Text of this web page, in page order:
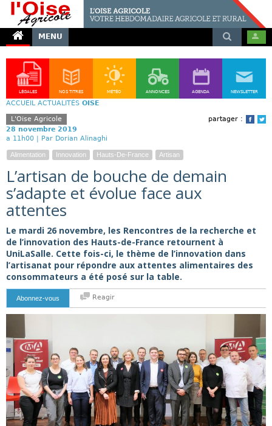
MENU
LÉGALES NOS TITRES MÉTÉO ANNONCES AGENDA NEWSLETTER
ACCUEIL ACTUALITÉS OISE
partager :
L'Oise Agricole
28 novembre 2019
a 11h00 | Par Dorian Alinaghi
Alimentation Innovation Hauts-De-France Artisan
L’artisan de bouche de demain
s’adapte et évolue face aux
attentes
Le mardi 26 novembre, les Rencontres de la recherche et
de l’innovation des Hauts-de-France retournent à
UniLaSalle. Cette fois-ci, le thème de l’innovation dans
l’artisanat pour répondre aux attentes alimentaires des
consommateurs a été posé sur la table.
Abonnez-vous Reagir